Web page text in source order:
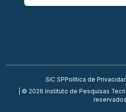
SIC SP Política de
| © 2026 Instituto de Pesquisas